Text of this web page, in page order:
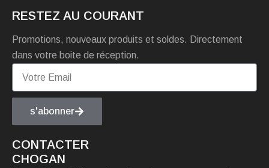
RESTEZ AU COURANT
Promotions, nouveaux produits et soldes. Directement
dans votre boite de réception.
s'abonner
CONTACTER
CHOGAN